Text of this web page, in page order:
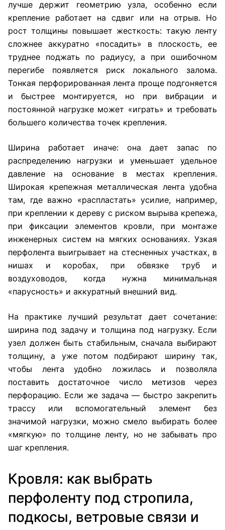
лучше держит геометрию узла, особенно если
крепление работает на сдвиг или на отрыв. Но
рост толщины повышает жесткость: такую ленту
сложнее аккуратно «посадить» в плоскость, ее
труднее поджать по радиусу, а при ошибочном
перегибе появляется риск локального залома.
Тонкая перфорированная лента проще подгоняется
и быстрее монтируется, но при вибрации и
постоянной нагрузке может «играть» и требовать
большего количества точек крепления.
Ширина работает иначе: она дает запас по
распределению нагрузки и уменьшает удельное
давление на основание в местах крепления.
Широкая крепежная металлическая лента удобна
там, где важно «распластать» усилие, например,
при креплении к дереву с риском вырыва крепежа,
при фиксации элементов кровли, при монтаже
инженерных систем на мягких основаниях. Узкая
перфолента выигрывает на стесненных участках, в
нишах и коробах, при обвязке труб и
воздуховодов, когда нужна минимальная
«парусность» и аккуратный внешний вид.
На практике лучший результат дает сочетание:
ширина под задачу и толщина под нагрузку. Если
узел должен быть стабильным, сначала выбирают
толщину, а уже потом подбирают ширину так,
чтобы лента удобно ложилась и позволяла
поставить достаточное число метизов через
перфорацию. Если же задача — быстро закрепить
трассу или вспомогательный элемент без
значимой нагрузки, можно смело выбирать более
«мягкую» по толщине ленту, но не забывать про
шаг крепления.
Кровля: как выбрать
перфоленту под стропила,
подкосы, ветровые связи и